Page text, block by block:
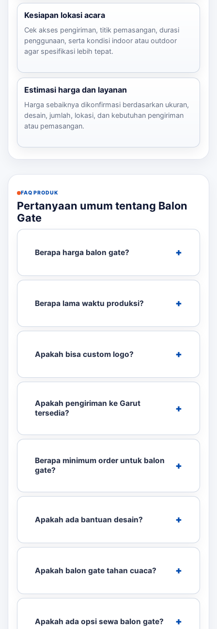
Kesiapan lokasi acara
Cek akses pengiriman, titik pemasangan, durasi
penggunaan, serta kondisi indoor atau outdoor
agar spesifikasi lebih tepat.
Estimasi harga dan layanan
Harga sebaiknya dikonfirmasi berdasarkan ukuran,
desain, jumlah, lokasi, dan kebutuhan pengiriman
atau pemasangan.
FAQ PRODUK
Pertanyaan umum tentang Balon
Gate
Berapa harga balon gate?
Berapa lama waktu produksi?
Apakah bisa custom logo?
Apakah pengiriman ke Garut
tersedia?
Berapa minimum order untuk balon
gate?
Apakah ada bantuan desain?
Apakah balon gate tahan cuaca?
Apakah ada opsi sewa balon gate?